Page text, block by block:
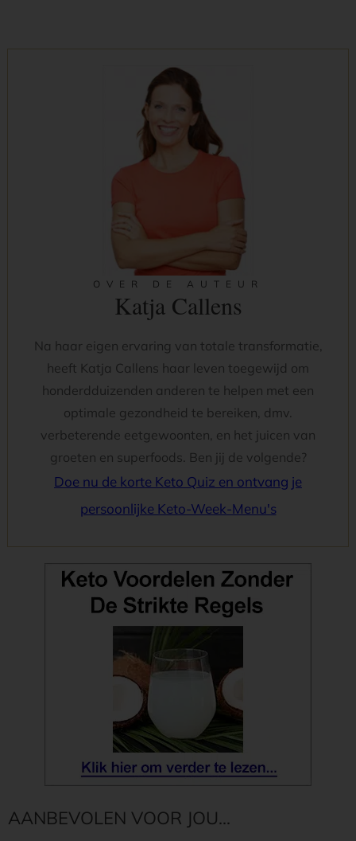
OVER DE AUTEUR
Katja Callens
Na haar eigen ervaring van totale transformatie,
heeft Katja Callens haar leven toegewijd om
honderdduizenden anderen te helpen met een
optimale gezondheid te bereiken, dmv.
verbeterende eetgewoonten, en het juicen van
groeten en superfoods. Ben jij de volgende?
Doe nu de korte Keto Quiz en ontvang je
persoonlijke Keto-Week-Menu's
AANBEVOLEN VOOR JOU...